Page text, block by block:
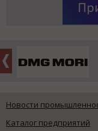
Новости
Каталог предприятий